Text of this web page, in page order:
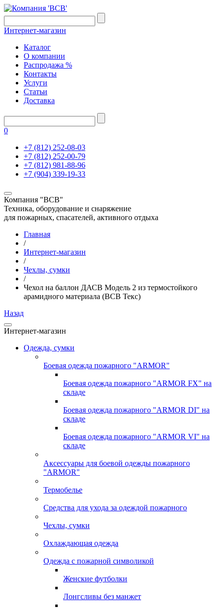
Интернет-магазин
Каталог
О компании
Распродажа %
Контакты
Услуги
Статьи
Доставка
0
+7 (812) 252-08-03
+7 (812) 252-00-79
+7 (812) 981-88-96
+7 (904) 339-19-33
Компания "ВСВ"
Техника, оборудование и снаряжение
для пожарных, спасателей, активного отдыха
Главная
/
Интернет-магазин
/
Чехлы, сумки
/
Чехол на баллон ДАСВ Модель 2 из термостойкого
арамидного материала (ВСВ Текс)
Назад
Интернет-магазин
Одежда, сумки
Боевая одежда пожарного "ARMOR"
Боевая одежда пожарного "ARMOR FX" на
складе
Боевая одежда пожарного "ARMOR DI" на
складе
Боевая одежда пожарного "ARMOR VI" на
складе
Аксессуары для боевой одежды пожарного
"ARMOR"
Термобелье
Средства для ухода за одеждой пожарного
Чехлы, сумки
Охлаждающая одежда
Одежда с пожарной символикой
Женские футболки
Лонгсливы без манжет